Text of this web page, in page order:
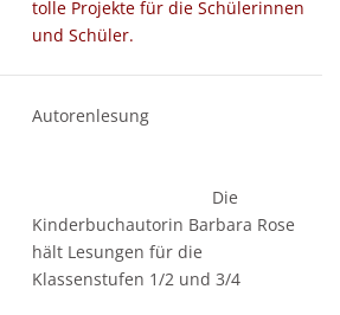
tolle Projekte für die Schülerinnen
und Schüler.
Autorenlesung
Die
Kinderbuchautorin Barbara Rose
hält Lesungen für die
Klassenstufen 1/2 und 3/4